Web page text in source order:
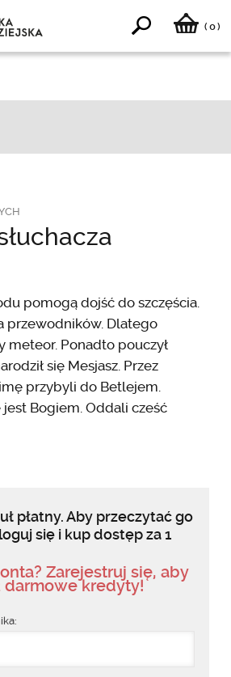
( 0)
pomogą dojść do szczęścia.
przewodników. Dlatego
meteor. Ponadto pouczył
się Mesjasz. Przez
przybyli do Betlejem.
jest Bogiem. Oddali cześć
płatny. Aby przeczytać go
się i kup dostęp za 1
Zarejestruj się, aby
darmowe kredyty!